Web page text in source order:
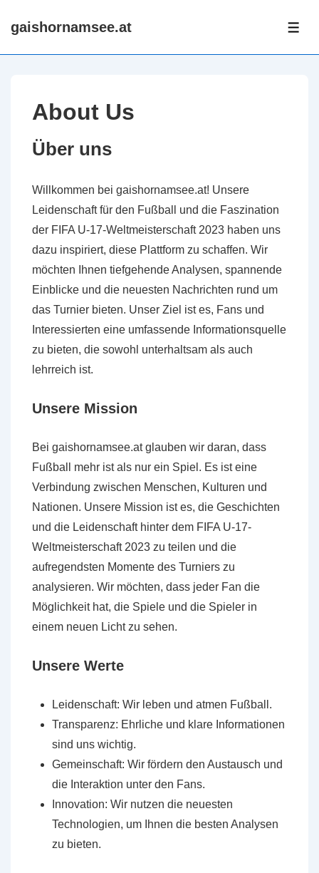
Skipgaishornamsee.at
About Us
Über uns
Willkommen bei gaishornamsee.at! Unsere
Leidenschaft für den Fußball und die Faszination
der FIFA U-17-Weltmeisterschaft 2023 haben uns
dazu inspiriert, diese Plattform zu schaffen. Wir
möchten Ihnen tiefgehende Analysen, spannende
Einblicke und die neuesten Nachrichten rund um
das Turnier bieten. Unser Ziel ist es, Fans und
Interessierten eine umfassende Informationsquelle
zu bieten, die sowohl unterhaltsam als auch
lehrreich ist.
Unsere Mission
Bei gaishornamsee.at glauben wir daran, dass
Fußball mehr ist als nur ein Spiel. Es ist eine
Verbindung zwischen Menschen, Kulturen und
Nationen. Unsere Mission ist es, die Geschichten
und die Leidenschaft hinter dem FIFA U-17-
Weltmeisterschaft 2023 zu teilen und die
aufregendsten Momente des Turniers zu
analysieren. Wir möchten, dass jeder Fan die
Möglichkeit hat, die Spiele und die Spieler in
einem neuen Licht zu sehen.
Unsere Werte
Leidenschaft: Wir leben und atmen Fußball.
Transparenz: Ehrliche und klare Informationen
sind uns wichtig.
Gemeinschaft: Wir fördern den Austausch und
die Interaktion unter den Fans.
Innovation: Wir nutzen die neuesten
Technologien, um Ihnen die besten Analysen
zu bieten.